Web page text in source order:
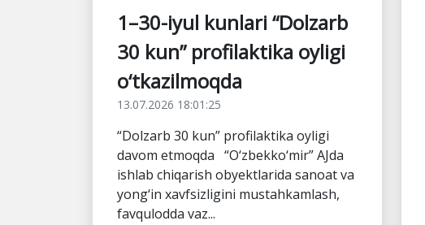
1–30-iyul kunlari “Dolzarb
30 kun” profilaktika oyligi
o‘tkazilmoqda
13.07.2026 18:01:25
“Dolzarb 30 kun” profilaktika oyligi
davom etmoqda “O‘zbekko‘mir” AJda
ishlab chiqarish obyektlarida sanoat va
yong‘in xavfsizligini mustahkamlash,
favqulodda vaz...